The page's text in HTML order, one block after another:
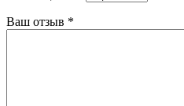
Ваш отзыв *